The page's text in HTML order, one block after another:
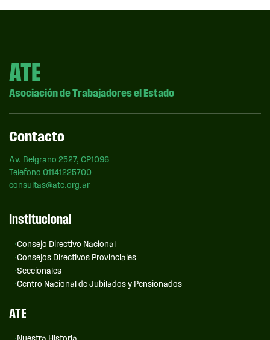
ATE
Asociación de Trabajadores el Estado
Contacto
Av. Belgrano 2527, CP1096
Telefono 01141225700
consultas@ate.org.ar
Institucional
Consejo Directivo Nacional
Consejos Directivos Provinciales
Seccionales
Centro Nacional de Jubilados y Pensionados
ATE